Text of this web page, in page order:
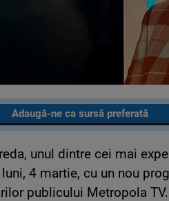
Adaugă-ne ca sursă preferată
unul dintre cei mai
luni, 4 martie, cu un nou
publicului Metropola